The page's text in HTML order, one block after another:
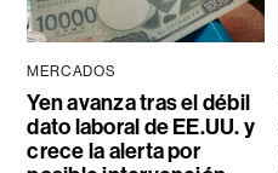
MERCADOS
Yen avanza tras el débil
dato laboral de EE.UU. y
crece la alerta por